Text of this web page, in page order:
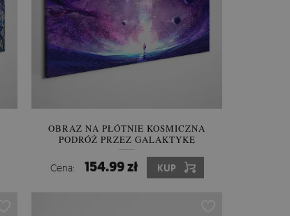
OBRAZ NA PŁÓTNIE KOSMICZNA
PODRÓŻ PRZEZ GALAKTYKĘ
Cena: 154.99 zł KUP